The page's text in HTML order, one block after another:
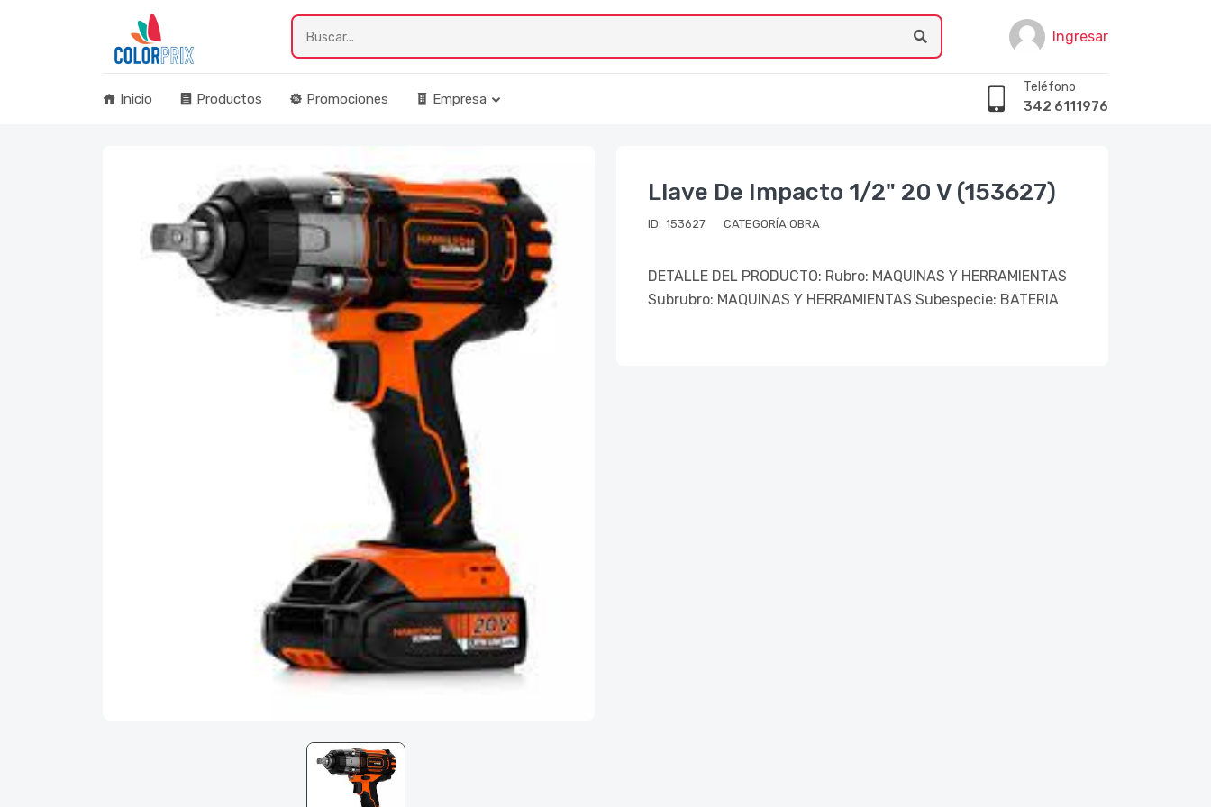
Ingresar
Inicio Productos Promociones Empresa
Teléfono
342 6111976
Llave De Impacto 1/2" 20 V (153627)
ID: 153627 CATEGORÍA:OBRA
DETALLE DEL PRODUCTO: Rubro: MAQUINAS Y HERRAMIENTAS
Subrubro: MAQUINAS Y HERRAMIENTAS Subespecie: BATERIA